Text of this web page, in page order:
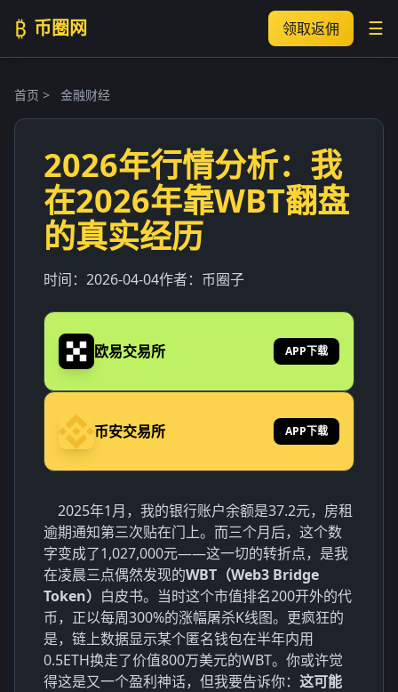
₿ 币圈网 领取返佣 ☰
首页 > 金融财经
2026年行情分析：我
在2026年靠WBT翻盘
的真实经历
时间： 2026-04-04作者： 币圈子
欧易交易所 APP下载
币安交易所 APP下载
2025年1月，我的银行账户余额是37.2元，房租
逾期通知第三次贴在门上。而三个月后，这个数
字变成了1,027,000元——这一切的转折点，是我
在凌晨三点偶然发现的WBT（Web3 Bridge
Token） 白皮书。当时这个市值排名200开外的代
币，正以每周300%的涨幅屠杀K线图。更疯狂的
是，链上数据显示某个匿名钱包在半年内用
0.5ETH换走了价值800万美元的WBT。你或许觉
得这是又一个盈利神话，但我要告诉你： 这可能